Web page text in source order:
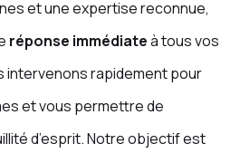
et une expertise reconnue,
réponse immédiateà tous vos
intervenons rapidement pour
et vous permettre de
d’esprit. Notre objectif est